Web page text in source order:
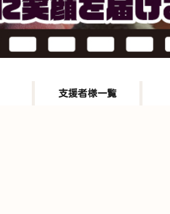
支援者様一覧